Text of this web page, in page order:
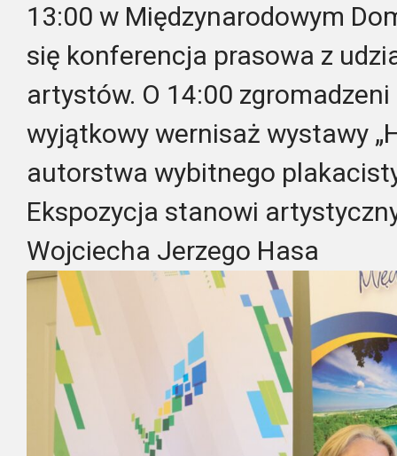
13:00 w Międzynarodowym
się konferencja prasowa z
artystów. O 14:00
wyjątkowy wernisaż wystawy
autorstwa wybitnego
Ekspozycja stanowi
Wojciecha Jerzego Hasa